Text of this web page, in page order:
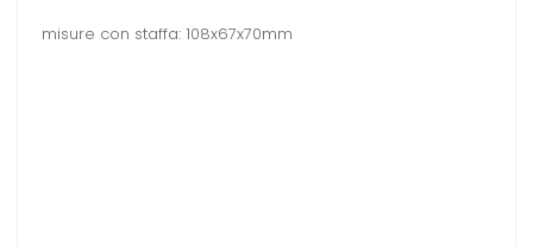
misure con staffa: 108x67x70mm